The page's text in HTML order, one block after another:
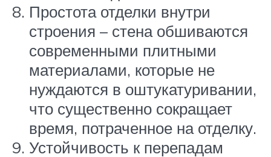
Простота отделки внутри
строения – стена обшиваются
современными плитными
материалами, которые не
нуждаются в оштукатуривании,
что существенно сокращает
время, потраченное на отделку.
Устойчивость к перепадам